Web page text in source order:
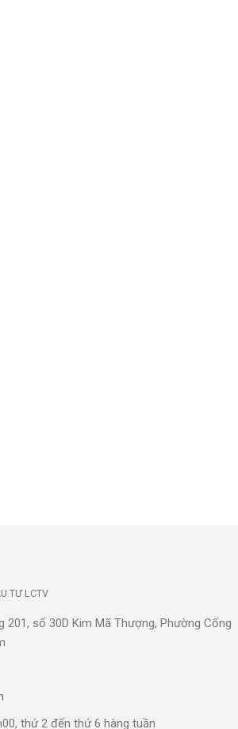
TƯ LCTV
201, số 30D Kim Mã Thượng, Phường Cống
thứ 2 đến thứ 6 hàng tuần